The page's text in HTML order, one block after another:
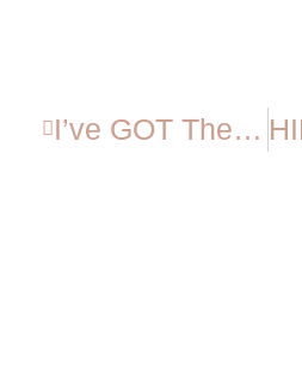
I’ve GOT The POWER!!!